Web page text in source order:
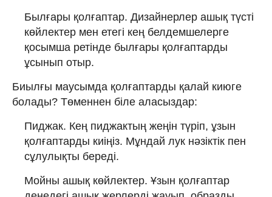
Былғары қолғаптар. Дизайнерлер ашық түсті
көйлектер мен етегі кең белдемшелерге
қосымша ретінде былғары қолғаптарды
ұсынып отыр.
Биылғы маусымда қолғаптарды қалай киюге
болады? Төменнен біле аласыздар:
Пиджак. Кең пиджактың жеңін түріп, ұзын
қолғаптарды киіңіз. Мұндай лук нәзіктік пен
сұлулықты береді.
Мойны ашық көйлектер. Ұзын қолғаптар